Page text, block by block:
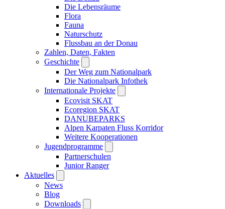
Die Lebensräume
Flora
Fauna
Naturschutz
Flussbau an der Donau
Zahlen, Daten, Fakten
Geschichte
Der Weg zum Nationalpark
Die Nationalpark Infothek
Internationale Projekte
Ecovisit SKAT
Ecoregion SKAT
DANUBEPARKS
Alpen Karpaten Fluss Korridor
Weitere Kooperationen
Jugendprogramme
Partnerschulen
Junior Ranger
Aktuelles
News
Blog
Downloads